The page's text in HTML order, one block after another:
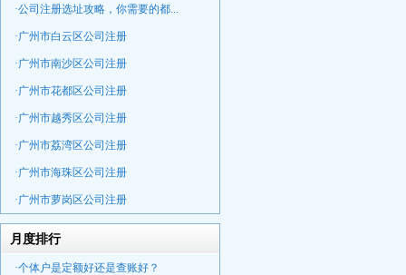
·公司注册选址攻略，你需要的都...
·广州市白云区公司注册
·广州市南沙区公司注册
·广州市花都区公司注册
·广州市越秀区公司注册
·广州市荔湾区公司注册
·广州市海珠区公司注册
·广州市萝岗区公司注册
月度排行
·个体户是定额好还是查账好？